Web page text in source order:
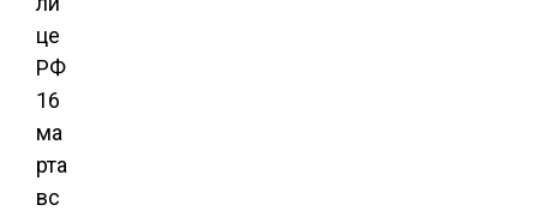
це
РФ
16
ма
рта
вс